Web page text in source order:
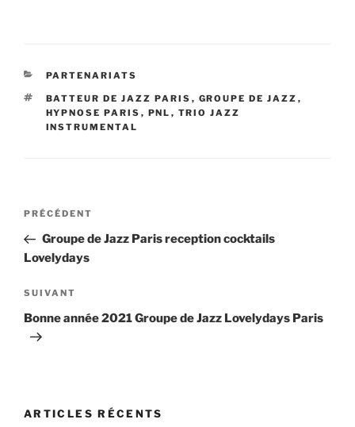
CATÉGORIES
PARTENARIATS
ÉTIQUETTES
BATTEUR DE JAZZ PARIS , GROUPE DE JAZZ ,
HYPNOSE PARIS , PNL , TRIO JAZZ
INSTRUMENTAL
Navigation
l’article
Article
précédent
PRÉCÉDENT
Groupe de Jazz Paris reception cocktails
Lovelydays
Article
suivant
SUIVANT
Bonne année 2021 Groupe de Jazz Lovelydays Paris
ARTICLES RÉCENTS